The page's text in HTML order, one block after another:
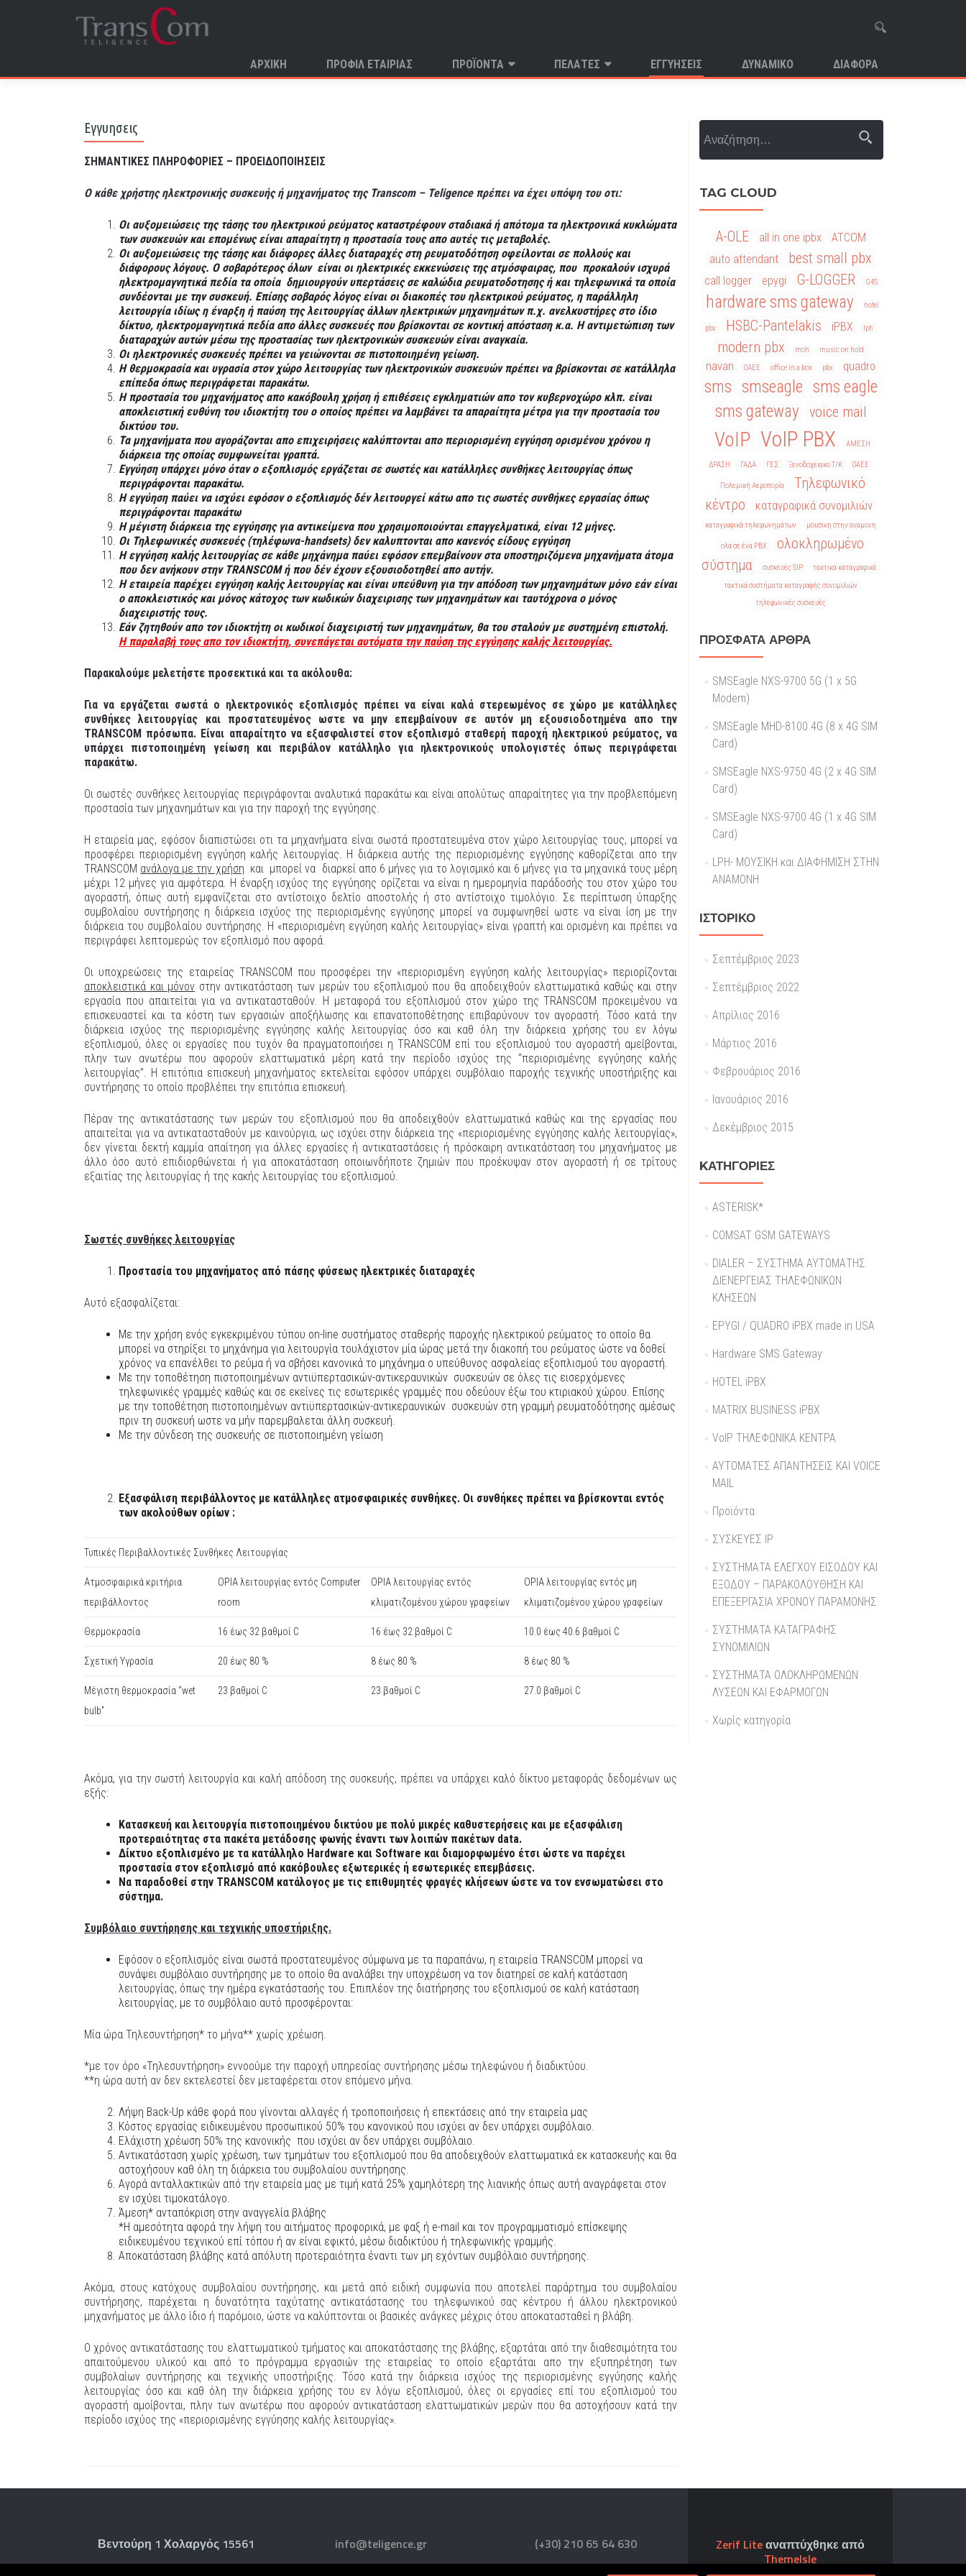
ΑΡΧΙΚΉ
ΠΡΟΦΙΛ ΕΤΑΙΡΙΑΣ ΠΡΟΪΌΝΤΑ ΠΕΛΑΤΕΣ ΕΓΓΥΗΣΕΙΣ ΔΥΝΑΜΙΚΟ
ΔΙΑΦΟΡΑ
Εγγυησεις
ΣΗΜΑΝΤΙΚΕΣ ΠΛΗΡΟΦΟΡΙΕΣ – ΠΡΟΕΙΔΟΠΟΙΗΣΕΙΣ
Ο κάθε χρήστης ηλεκτρονικής συσκευής ή μηχανήματος της Transcom – Teligence πρέπει να έχει υπόψη του οτι:
Οι αυξομειώσεις της τάσης του ηλεκτρικού ρεύματος καταστρέφουν σταδιακά ή απότομα τα ηλεκτρονικά κυκλώματα
των συσκευών και επομένως είναι απαραίτητη η προστασία τους απο αυτές τις μεταβολές.
Οι αυξομειώσεις της τάσης και διάφορες άλλες διαταραχές στη ρευματοδότηση οφείλονται σε πολλούς και
διάφορους λόγους. Ο σοβαρότερος όλων είναι οι ηλεκτρικές εκκενώσεις της ατμόσφαιρας, που προκαλούν ισχυρά
ηλεκτρομαγνητικά πεδία τα οποία δημιουργούν υπερτάσεις σε καλώδια ρευματοδοτησης ή και τηλεφωνικά τα οποία
συνδέονται με την συσκευή. Επίσης σοβαρός λόγος είναι οι διακοπές του ηλεκτρικού ρεύματος, η παράλληλη
λειτουργία ιδίως η έναρξη ή παύση της λειτουργίας άλλων ηλεκτρικών μηχανημάτων π.χ. ανελκυστήρες στο ίδιο
δίκτυο, ηλεκτρομαγνητικά πεδία απο άλλες συσκευές που βρίσκονται σε κοντική απόσταση κ.α. Η αντιμετώπιση των
διαταραχών αυτών μέσω της προστασίας των ηλεκτρονικών συσκευών είναι αναγκαία.
Οι ηλεκτρονικές συσκευές πρέπει να γειώνονται σε πιστοποιημένη γείωση.
Η θερμοκρασία και υγρασία στον χώρο λειτουργίας των ηλεκτρονικών συσκευών πρέπει να βρίσκονται σε κατάλληλα
επίπεδα όπως περιγράφεται παρακάτω.
Η προστασία του μηχανήματος απο κακόβουλη χρήση ή επιθέσεις εγκληματιών απο τον κυβερνοχώρο κλπ. είναι
αποκλειστική ευθύνη του ιδιοκτήτη του ο οποίος πρέπει να λαμβάνει τα απαραίτητα μέτρα για την προστασία του
δικτύου του.
Τα μηχανήματα που αγοράζονται απο επιχειρήσεις καλύπτονται απο περιορισμένη εγγύηση ορισμένου χρόνου η
διάρκεια της οποίας συμφωνείται γραπτά.
Εγγύηση υπάρχει μόνο όταν ο εξοπλισμός εργάζεται σε σωστές και κατάλληλες συνθήκες λειτουργίας όπως
περιγράφονται παρακάτω.
Η εγγύηση παύει να ισχύει εφόσον ο εξοπλισμός δέν λειτουργεί κάτω απο τις σωστές συνθήκες εργασίας όπως
περιγράφονται παρακάτω
Η μέγιστη διάρκεια της εγγύησης για αντικείμενα που χρησιμοποιούνται επαγγελματικά, είναι 12 μήνες.
Οι Τηλεφωνικές συσκευές (τηλέφωνα-handsets) δεν καλυπτονται απο κανενός είδους εγγύηση
Η εγγύηση καλής λειτουργίας σε κάθε μηχάνημα παύει εφόσον επεμβαίνουν στα υποστηριζόμενα μηχανήματα άτομα
που δεν ανήκουν στην TRANSCOM ή που δέν έχουν εξουσιοδοτηθεί απο αυτήν.
Η εταιρεία παρέχει εγγύηση καλής λειτουργίας και είναι υπεύθυνη για την απόδοση των μηχανημάτων μόνο εάν είναι
ο αποκλειστικόςκαι μόνος κάτοχος των κωδικώνδιαχειρισης των μηχανημάτων και ταυτόχρονα ο μόνος
διαχειριστής τους.
Εάν ζητηθούν απο τον ιδιοκτήτη οι κωδικοί διαχειριστή των μηχανημάτων, θα του σταλούν με συστημένη επιστολή.
Η παραλαβή τους απο τον ιδιοκτήτη, συνεπάγεται αυτόματα την παύση της εγγύησης καλής λειτουργίας.
Παρακαλούμε μελετήστε προσεκτικά και τα ακόλουθα:
Για να εργάζεται σωστά ο ηλεκτρονικός εξοπλισμός πρέπει να είναι καλά στερεωμένος σε χώρο με κατάλληλες
συνθήκες λειτουργίας και προστατευμένος ωστε να μην επεμβαίνουν σε αυτόν μη εξουσιοδοτημένα απο την
TRANSCOM πρόσωπα. Είναι απαραίτητο να εξασφαλιστεί στον εξοπλισμό σταθερή παροχή ηλεκτρικού ρεύματος, να
υπάρχει πιστοποιημένη γείωση και περιβάλον κατάλληλο για ηλεκτρονικούς υπολογιστές όπως περιγράφεται
παρακάτω.
Οι σωστές συνθήκες λειτουργίας περιγράφονται αναλυτικά παρακάτω και είναι απολύτως απαραίτητες για την προβλεπόμενη
προστασία των μηχανημάτων και για την παροχή της εγγύησης.
Η εταιρεία μας, εφόσον διαπιστώσει οτι τα μηχανήματα είναι σωστά προστατευμένα στον χώρο λειτουργίας τους, μπορεί να
προσφέρει περιορισμένη εγγύηση καλής λειτουργίας. Η διάρκεια αυτής της περιορισμένης εγγύησης καθορίζεται απο την
TRANSCOM ανάλογα με την χρήση και μπορεί να διαρκεί απο 6 μήνες για το λογισμικό και 6 μήνες για τα μηχανικά τους μέρη
μέχρι 12 μήνες για αμφότερα. Η έναρξη ισχύος της εγγύησης ορίζεται να είναι η ημερομηνία παράδοσής του στον χώρο του
αγοραστή, όπως αυτή εμφανίζεται στο αντίστοιχο δελτίο αποστολής ή στο αντίστοιχο τιμολόγιο. Σε περίπτωση ύπαρξης
συμβολαίου συντήρησης η διάρκεια ισχύος της περιορισμένης εγγύησης μπορεί να συμφωνηθεί ωστε να είναι ίση με την
διάρκεια του συμβολαίου συντήρησης. Η «περιορισμένη εγγύηση καλής λειτουργίας» είναι γραπτή και ορισμένη και πρέπει να
περιγράφει λεπτομερώς τον εξοπλισμό που αφορά.
Οι υποχρεώσεις της εταιρείας TRANSCOM που προσφέρει την «περιορισμένη εγγύηση καλής λειτουργίας» περιορίζονται
αποκλειστικά και μόνον στην αντικατάσταση των μερών του εξοπλισμού που θα αποδειχθούν ελαττωματικά καθώς και στην
εργασία που απαιτείται για να αντικατασταθούν. Η μεταφορά του εξοπλισμού στον χώρο της TRANSCOM προκειμένου να
επισκευαστεί και τα κόστη των εργασιών αποξήλωσης και επανατοποθέτησης επιβαρύνουν τον αγοραστή. Τόσο κατά την
διάρκεια ισχύος της περιορισμένης εγγύησης καλής λειτουργίας όσο και καθ όλη την διάρκεια χρήσης του εν λόγω
εξοπλισμού, όλες οι εργασίες που τυχόν θα πραγματοποιήσει η TRANSCOM επί του εξοπλισμού του αγοραστή αμείβονται,
πλην των ανωτέρω που αφορούν ελαττωματικά μέρη κατά την περίοδο ισχύος της “περιορισμένης εγγύησης καλής
λειτουργίας”. Η επιτόπια επισκευή μηχανήματος εκτελείται εφόσον υπάρχει συμβόλαιο παροχής τεχνικής υποστήριξης και
συντήρησης το οποίο προβλέπει την επιτόπια επισκευή.
Πέραν της αντικατάστασης των μερών του εξοπλισμού που θα αποδειχθούν ελαττωματικά καθώς και της εργασίας που
απαιτείται για να αντικατασταθούν με καινούργια, ως ισχύει στην διάρκεια της «περιορισμένης εγγύησης καλής λειτουργίας»,
δεν γίνεται δεκτή καμμία απαίτηση για άλλες εργασίες ή αντικαταστάσεις ή πρόσκαιρη αντικατάσταση του μηχανήματος με
άλλο όσο αυτό επιδιορθώνεται ή για αποκατάσταση οποιωνδήποτε ζημιών που προέκυψαν στον αγοραστή ή σε τρίτους
εξαιτίας της λειτουργίας ή της κακής λειτουργίας του εξοπλισμού.
Σωστές συνθήκες λειτουργίας
Προστασία του μηχανήματος από πάσης φύσεως ηλεκτρικές διαταραχές
Αυτό εξασφαλίζεται:
Με την χρήση ενός εγκεκριμένου τύπου on-line συστήματος σταθερής παροχής ηλεκτρικού ρεύματος το οποίο θα
μπορεί να στηρίξει το μηχάνημα για λειτουργία τουλάχιστον μία ώρας μετά την διακοπή του ρεύματος ώστε να δοθεί
χρόνος να επανέλθει το ρεύμα ή να σβήσει κανονικά το μηχάνημα ο υπεύθυνος ασφαλείας εξοπλισμού του αγοραστή.
Με την τοποθέτηση πιστοποιημένων αντιϋπερτασικών-αντικεραυνικών συσκευών σε όλες τις εισερχόμενες
τηλεφωνικές γραμμές καθώς και σε εκείνες τις εσωτερικές γραμμές που οδεύουν έξω του κτιριακού χώρου. Επίσης
με την τοποθέτηση πιστοποιημένων αντιϋπερτασικών-αντικεραυνικών συσκευών στη γραμμή ρευματοδότησης αμέσως
πριν τη συσκευή ωστε να μήν παρεμβαλεται άλλη συσκευή.
Με την σύνδεση της συσκευής σε πιστοποιημένη γείωση
Εξασφάλιση περιβάλλοντος με κατάλληλες ατμοσφαιρικές συνθήκες. Οι συνθήκες πρέπει να βρίσκονται εντός
των ακολούθων ορίων :
Τυπικές Περιβαλλοντικές Συνθήκες Λειτουργίας
Ατμοσφαιρικά κριτήρια
περιβάλλοντος
ΟΡΙΑ λειτουργίας εντός Computer
room
ΟΡΙΑ λειτουργίας εντός
κλιματιζομένου χώρου γραφείων
ΟΡΙΑ λειτουργίας εντός μη
κλιματιζομένου χώρου γραφείων
Θερμοκρασία 16 έως 32 βαθμοί C 16 έως 32 βαθμοί C 10.0 έως 40.6 βαθμοί C
Σχετική Υγρασία 20 έως 80 % 8 έως 80 % 8 έως 80 %
Μέγιστη θερμοκρασία “wet
bulb”
23 βαθμοί C 23 βαθμοί C 27.0 βαθμοί C
Ακόμα, για την σωστή λειτουργία και καλή απόδοση της συσκευής, πρέπει να υπάρχει καλό δίκτυο μεταφοράς δεδομένων ως
εξής:
Κατασκευή και λειτουργία πιστοποιημένου δικτύου με πολύ μικρές καθυστερήσεις και με εξασφάλιση
προτεραιότητας στα πακέτα μετάδοσης φωνής έναντι των λοιπών πακέτων data.
Δίκτυο εξοπλισμένο με τα κατάλληλο Hardware και Software και διαμορφωμένο έτσι ώστε να παρέχει
προστασία στον εξοπλισμό από κακόβουλες εξωτερικές ή εσωτερικές επεμβάσεις.
Να παραδοθεί στην TRANSCOM κατάλογος με τις επιθυμητές φραγές κλήσεων ώστε να τον ενσωματώσει στο
σύστημα.
Συμβόλαιο συντήρησης και τεχνικής υποστήριξης.
Εφόσον ο εξοπλισμός είναι σωστά προστατευμένος σύμφωνα με τα παραπάνω, η εταιρεία TRANSCOM μπορεί να
συνάψει συμβόλαιο συντήρησης με το οποίο θα αναλάβει την υποχρέωση να τον διατηρεί σε καλή κατάσταση
λειτουργίας, όπως την ημέρα εγκατάστασής του. Επιπλέον της διατήρησης του εξοπλισμού σε καλή κατάσταση
λειτουργίας, με το συμβόλαιο αυτό προσφέρονται:
Μία ώρα Τηλεσυντήρηση* το μήνα** χωρίς χρέωση.
*με τον όρο «Τηλεσυντήρηση» εννοούμε την παροχή υπηρεσίας συντήρησης μέσω τηλεφώνου ή διαδικτύου.
**η ώρα αυτή αν δεν εκτελεστεί δεν μεταφέρεται στον επόμενο μήνα.
Λήψη Back-Up κάθε φορά που γίνονται αλλαγές ή τροποποιήσεις ή επεκτάσεις από την εταιρεία μας
Κόστος εργασίας ειδικευμένου προσωπικού 50% του κανονικού που ισχύει αν δεν υπάρχει συμβόλαιο.
Ελάχιστη χρέωση 50% της κανονικής που ισχύει αν δεν υπάρχει συμβόλαιο.
Αντικατάσταση χωρίς χρέωση, των τμημάτων του εξοπλισμού που θα αποδειχθούν ελαττωματικά εκ κατασκευής και θα
αστοχήσουν καθ όλη τη διάρκεια του συμβολαίου συντήρησης.
Αγορά ανταλλακτικών από την εταιρεία μας με τιμή κατά 25% χαμηλότερη της λιανικής όπως αυτή αναγράφεται στον
εν ισχύει τιμοκατάλογο.
Άμεση* ανταπόκριση στην αναγγελία βλάβης
*Η αμεσότητα αφορά την λήψη του αιτήματος προφορικά, με φαξ ή e-mail και τον προγραμματισμό επίσκεψης
ειδικευμένου τεχνικού επί τόπου ή αν είναι εφικτό, μέσω διαδικτύου ή τηλεφωνικής γραμμής.
Αποκατάσταση βλάβης κατά απόλυτη προτεραιότητα έναντι των μη εχόντων συμβόλαιο συντήρησης.
Ακόμα, στους κατόχους συμβολαίου συντήρησης, και μετά από ειδική συμφωνία που αποτελεί παράρτημα του συμβολαίου
συντήρησης, παρέχεται η δυνατότητα ταχύτατης αντικατάστασης του τηλεφωνικού σας κέντρου ή άλλου ηλεκτρονικού
μηχανήματος με άλλο ίδιο ή παρόμοιο, ώστε να καλύπτονται οι βασικές ανάγκες μέχρις ότου αποκατασταθεί η βλάβη.
Ο χρόνος αντικατάστασης του ελαττωματικού τμήματος και αποκατάστασης της βλάβης, εξαρτάται από την διαθεσιμότητα του
απαιτούμενου υλικού και από το πρόγραμμα εργασιών της εταιρείας το οποίο εξαρτάται απο την εξυπηρέτηση των
συμβολαίων συντήρησης και τεχνικής υποστήριξης. Τόσο κατά την διάρκεια ισχύος της περιορισμένης εγγύησης καλής
λειτουργίας όσο και καθ όλη την διάρκεια χρήσης του εν λόγω εξοπλισμού, όλες οι εργασίες επί του εξοπλισμού του
αγοραστή αμοίβονται, πλην των ανωτέρω που αφορούν αντικατάσταση ελαττωματικών μερών που θα αστοχήσουν κατά την
περίοδο ισχύος της «περιορισμένης εγγύησης καλής λειτουργίας».
TAG CLOUD
A-OLE all in one ipbx
ATCOM
auto attendant
best small pbx
call logger epygi G-LOGGER G4S
hardware sms gateway hotel
pbx HSBC-Pantelakis iPBX lph
modern pbx moh music on hold
navan OAEE office in a box pbx quadro
sms smseagle sms eagle
sms gateway
voice mail
VoIP VoIP PBX ΑΜΕΣΗ
ΔΡΑΣΗ ΓΑΔΑ ΓΕΣ Ξενοδοχειακο Τ/Κ ΟΑΕΕ
Πολεμική Αεροπορία
Τηλεφωνικό
κέντρο
καταγραφικά συνομιλιών
καταγραφικά τηλεφωνημάτων μουσικη στην αναμονη
ολα σε ένα PBX
ολοκληρωμένο
σύστημα
συσκευές SIP
τακτικά καταγραφικά
τακτικά συστήματα καταγραφής συνομιλιών
τηλεφωνικές συσκευές
ΠΡΌΣΦΑΤΑ ΆΡΘΡΑ
SMSEagle NXS-9700 5G (1 x 5G
Modem)
SMSEagle MHD-8100 4G (8 x 4G SIM
Card)
SMSEagle NXS-9750 4G (2 x 4G SIM
Card)
SMSEagle NXS-9700 4G (1 x 4G SIM
Card)
LPH- ΜΟΥΣΙΚΗ και ΔΙΑΦΗΜΙΣΗ ΣΤΗΝ
ΑΝΑΜΟΝΗ
ΙΣΤΟΡΙΚΌ
Σεπτέμβριος 2023
Σεπτέμβριος 2022
Απρίλιος 2016
Μάρτιος 2016
Φεβρουάριος 2016
Ιανουάριος 2016
Δεκέμβριος 2015
KΑΤΗΓΟΡΊΕΣ
ASTERISK*
COMSAT GSM GATEWAYS
DIALER – ΣΥΣΤΗΜΑ ΑΥΤΟΜΑΤΗΣ
ΔΙΕΝΕΡΓΕΙΑΣ ΤΗΛΕΦΩΝΙΚΩΝ
ΚΛΗΣΕΩΝ
EPYGI / QUADRO iPBX made in USA
Hardware SMS Gateway
HOTEL iPBX
MATRIX BUSINESS iPBX
VoIP ΤΗΛΕΦΩΝΙΚΑ ΚΕΝΤΡΑ
ΑΥΤΟΜΑΤΕΣ ΑΠΑΝΤΗΣΕΙΣ KAI VOICE
MAIL
Προϊόντα
ΣΥΣΚΕΥΕΣ IP
ΣΥΣΤΗΜΑΤΑ ΕΛΕΓΧΟΥ ΕΙΣΟΔΟΥ ΚΑΙ
ΕΞΟΔΟΥ – ΠΑΡΑΚΟΛΟΥΘΗΣΗ ΚΑΙ
ΕΠΕΞΕΡΓΑΣΙΑ ΧΡΟΝΟΥ ΠΑΡΑΜΟΝΗΣ
ΣΥΣΤΗΜΑΤΑ ΚΑΤΑΓΡΑΦΗΣ
ΣΥΝΟΜΙΛΙΩΝ
ΣΥΣΤΗΜΑΤΑ ΟΛΟΚΛΗΡΩΜΕΝΩΝ
ΛΥΣΕΩΝ ΚΑΙ ΕΦΑΡΜΟΓΩΝ
Χωρίς κατηγορία
Βεντούρη 1 Χολαργός 15561 info@teligence.gr (+30) 210 65 64 630 Zerif Liteαναπτύχθηκε από
ThemeIsle